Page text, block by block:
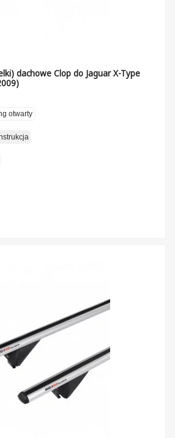
dachowe Clop do Jaguar X-Type
otwarty